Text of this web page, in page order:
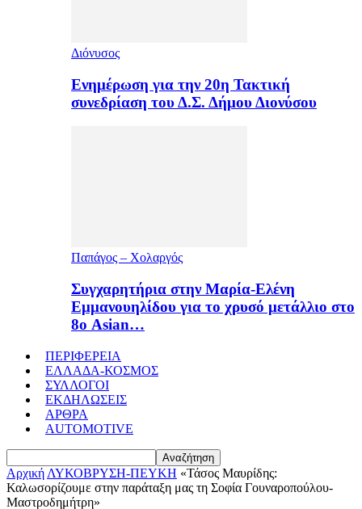
Διόνυσος
Ενημέρωση για την 20η Τακτική
συνεδρίαση του Δ.Σ. Δήμου Διονύσου
Παπάγος – Χολαργός
Συγχαρητήρια στην Μαρία-Ελένη
Εμμανουηλίδου για το χρυσό μετάλλιο στο
8ο Asian…
ΠΕΡΙΦΕΡΕΙΑ
ΕΛΛΑΔΑ-ΚΟΣΜΟΣ
ΣΥΛΛΟΓΟΙ
ΕΚΔΗΛΩΣΕΙΣ
ΑΡΘΡΑ
AUTOMOTIVE
Αρχική ΛΥΚΟΒΡΥΣΗ-ΠΕΥΚΗ «Τάσος Μαυρίδης:
Καλωσορίζουμε στην παράταξη μας τη Σοφία Γουναροπούλου-
Μαστροδημήτρη»